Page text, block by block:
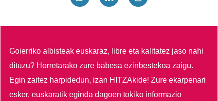
Goierriko albisteak euskaraz, libre eta kalitatez jaso nahi
dituzu? Horretarako zure babesa ezinbestekoa zaigu.
Egin zaitez harpidedun, izan HITZAkide!Zure ekarpenari
esker, euskaratik eginda dagoen tokiko informazio